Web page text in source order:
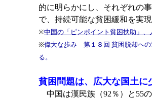
的に明らかにし、それぞれの
で、持続可能な貧困緩和を実
※中国の「ピンポイント貧困扶助」
※偉大な歩み 第１８回 貧困脱却へ
る。
貧困問題は、広大な国土
中国は漢民族（92％）と55